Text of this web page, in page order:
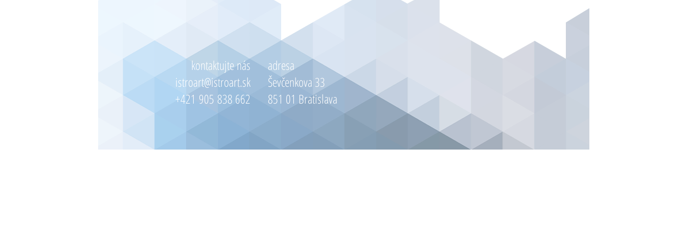
kontaktujte nás
istroart@istroart.sk
+421 905 838 662
adresa
Ševčenkova 33
851 01 Bratislava